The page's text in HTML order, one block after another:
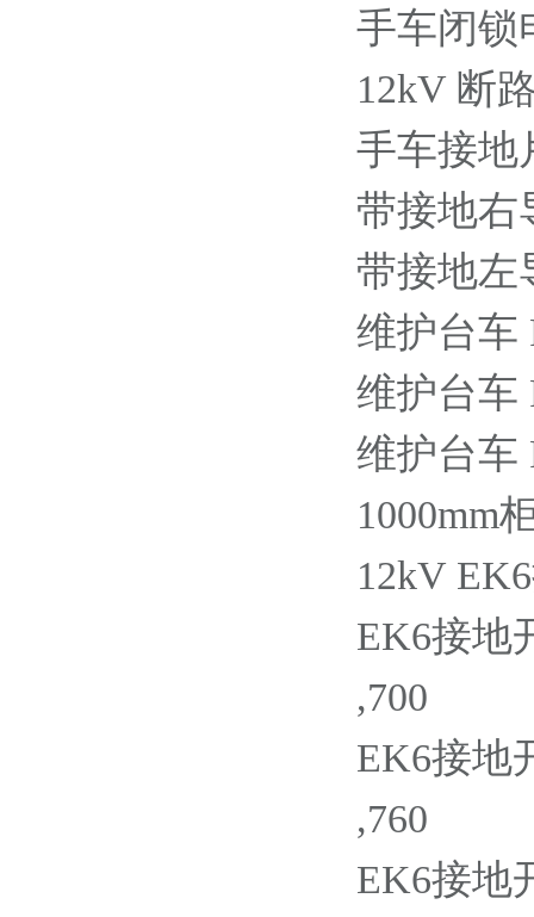
手车闭锁
12kV 断
手车接地
带接地右
带接地左
维护台车
维护台车
维护台车
1000mm
12kV
EK6接地
,700
EK6接地
,760
EK6接地